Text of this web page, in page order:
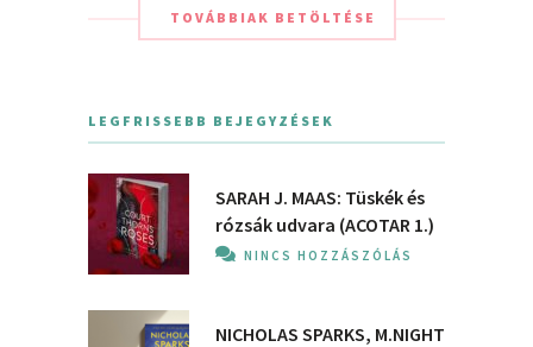
TOVÁBBIAK BETÖLTÉSE
LEGFRISSEBB BEJEGYZÉSEK
SARAH J. MAAS: Tüskék és
rózsák udvara (ACOTAR 1.)
NINCS HOZZÁSZÓLÁS
NICHOLAS SPARKS, M.NIGHT